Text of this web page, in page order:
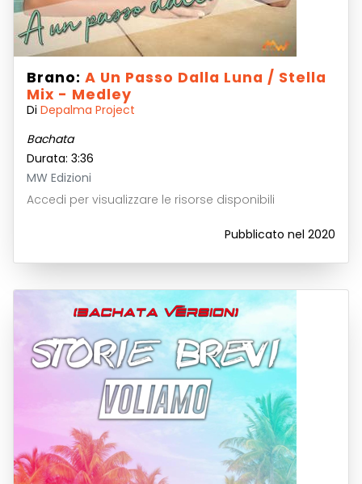
Brano: A Un Passo Dalla Luna / Stella
Mix - Medley
Di Depalma Project
Bachata
Durata: 3:36
MW Edizioni
Accedi per visualizzare le risorse disponibili
Pubblicato nel 2020